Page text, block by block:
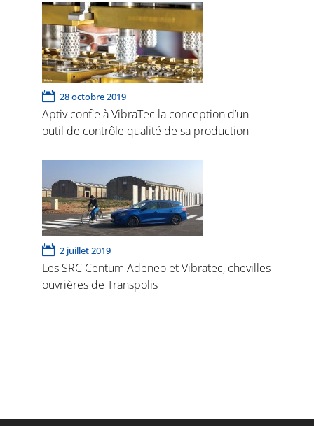
28 octobre 2019
Aptiv confie à VibraTec la conception d’un
outil de contrôle qualité de sa production
2 juillet 2019
Les SRC Centum Adeneo et Vibratec, chevilles
ouvrières de Transpolis